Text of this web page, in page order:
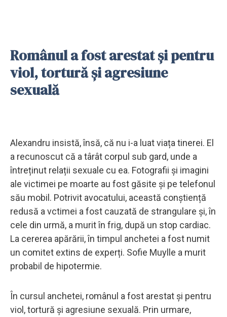
Românul a fost arestat și pentru
viol, tortură și agresiune
sexuală
Alexandru insistă, însă, că nu i-a luat viața tinerei. El
a recunoscut că a târât corpul sub gard, unde a
întreținut relații sexuale cu ea. Fotografii și imagini
ale victimei pe moarte au fost găsite și pe telefonul
său mobil. Potrivit avocatului, această conștiență
redusă a vctimei a fost cauzată de strangulare și, în
cele din urmă, a murit în frig, după un stop cardiac.
La cererea apărării, în timpul anchetei a fost numit
un comitet extins de experți. Sofie Muylle a murit
probabil de hipotermie.
În cursul anchetei, românul a fost arestat și pentru
viol, tortură și agresiune sexuală. Prin urmare,